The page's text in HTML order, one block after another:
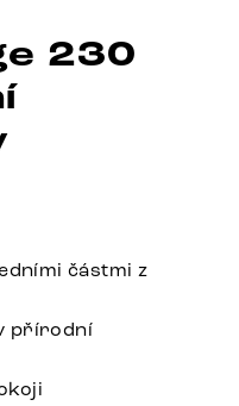
230
částmi z
přírodní